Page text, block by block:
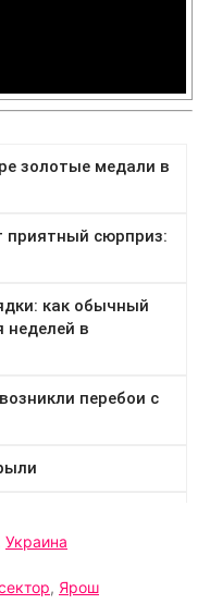
Украина
, Ярош